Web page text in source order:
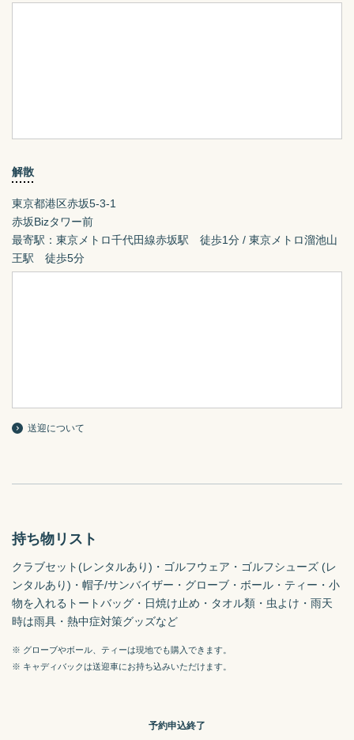
解散
東京都港区赤坂5-3-1
赤坂Bizタワー前
最寄駅：東京メトロ千代田線赤坂駅　徒歩1分 / 東京メトロ溜池山
王駅　徒歩5分
送迎について
持ち物リスト
クラブセット(レンタルあり)・ゴルフウェア・ゴルフシューズ (レ
ンタルあり)・帽子/サンバイザー・グローブ・ボール・ティー・小
物を入れるトートバッグ・日焼け止め・タオル類・虫よけ・雨天
時は雨具・熱中症対策グッズなど
※ グローブやボール、ティーは現地でも購入できます。
※ キャディバックは送迎車にお持ち込みいただけます。
予約申込終了